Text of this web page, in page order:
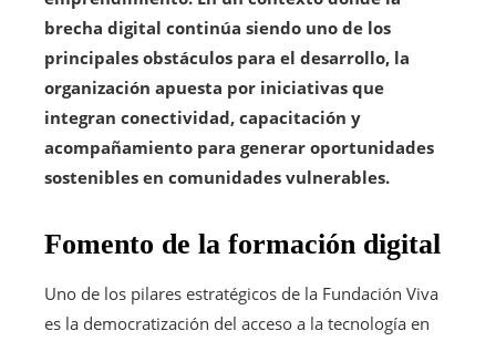
brecha digital continúa siendo uno de los
principales obstáculos para el desarrollo, la
organización apuesta por iniciativas que
integran conectividad, capacitación y
acompañamiento para generar oportunidades
sostenibles en comunidades vulnerables.
Fomento de la formación digital
Uno de los pilares estratégicos de la Fundación Viva
es la democratización del acceso a la tecnología en